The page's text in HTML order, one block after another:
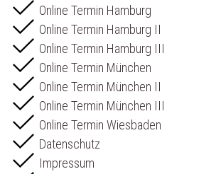
Online Termin Hamburg
Online Termin Hamburg II
Online Termin Hamburg III
Online Termin München
Online Termin München II
Online Termin München III
Online Termin Wiesbaden
Datenschutz
Impressum